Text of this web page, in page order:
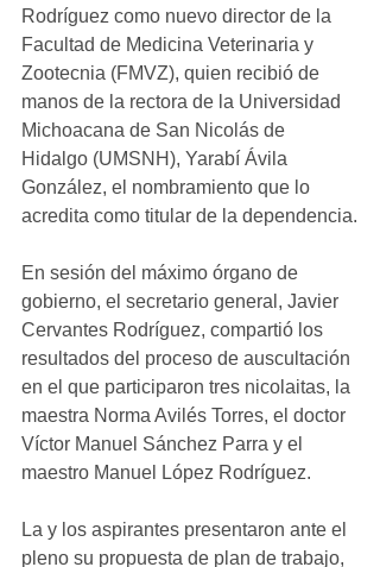
Rodríguez como nuevo director de la
Facultad de Medicina Veterinaria y
Zootecnia (FMVZ), quien recibió de
manos de la rectora de la Universidad
Michoacana de San Nicolás de
Hidalgo (UMSNH), Yarabí Ávila
González, el nombramiento que lo
acredita como titular de la dependencia.
En sesión del máximo órgano de
gobierno, el secretario general, Javier
Cervantes Rodríguez, compartió los
resultados del proceso de auscultación
en el que participaron tres nicolaitas, la
maestra Norma Avilés Torres, el doctor
Víctor Manuel Sánchez Parra y el
maestro Manuel López Rodríguez.
La y los aspirantes presentaron ante el
pleno su propuesta de plan de trabajo,